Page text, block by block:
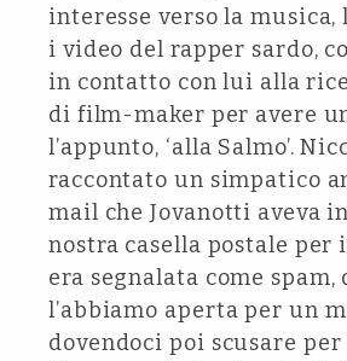
interesse verso la musica,
i video del rapper sardo,
in contatto con lui alla
di film-maker per avere
l’appunto, ‘alla Salmo’.
raccontato un simpatico
mail che Jovanotti aveva
nostra casella postale per
era segnalata come
l’abbiamo aperta per un
dovendoci poi scusare per